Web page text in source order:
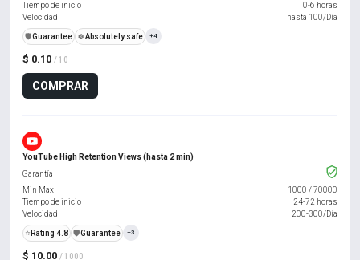
$ 0.10 / 10
COMPRAR
Tiempo de inicio
0-6 horas
Velocidad
hasta 100/Día
️🛡️Guarantee 🍀Absolutely safe +4
YouTube High Retention Views (hasta 2 min)
$ 10.00 / 1000
Garantía
Min Max
1000 /70000
Tiempo de inicio
24-72 horas
Velocidad
200-300/Día
⭐ Rating 4.8 ️🛡️Guarantee +3